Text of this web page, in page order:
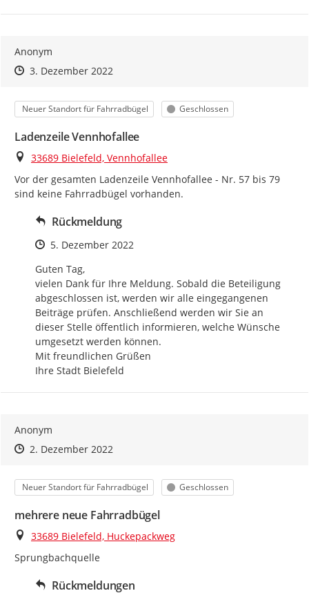
Anonym
Zeitpunkt des Erstellens
Zeitpunkt des Erstellens
3. Dezember 2022Zur Äußerung
Kategorie
Neuer Standort für Fahrradbügel Status
Geschlossen
Ladenzeile Vennhofallee
Ort
33689 Bielefeld, Vennhofallee
Vor der gesamten Ladenzeile Vennhofallee - Nr. 57 bis 79
sind keine Fahrradbügel vorhanden.
Rückmeldung
Zeitpunkt des Erstellens
5. Dezember 2022
Guten Tag,
vielen Dank für Ihre Meldung. Sobald die Beteiligung
abgeschlossen ist, werden wir alle eingegangenen
Beiträge prüfen. Anschließend werden wir Sie an
dieser Stelle öffentlich informieren, welche Wünsche
umgesetzt werden können.
Mit freundlichen Grüßen
Ihre Stadt Bielefeld
Anonym
Zeitpunkt des Erstellens
Zeitpunkt des Erstellens
2. Dezember 2022Zur Äußerung
Kategorie
Neuer Standort für Fahrradbügel Status
Geschlossen
mehrere neue Fahrradbügel
Ort
33689 Bielefeld, Huckepackweg
Sprungbachquelle
Rückmeldungen